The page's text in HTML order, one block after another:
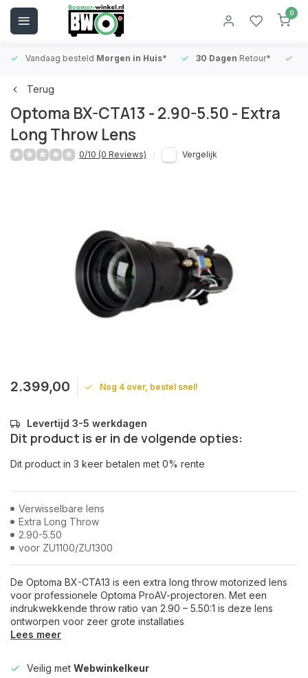
0
Vandaag besteld Morgen in Huis* 30 Dagen Retour*
Terug
Optoma BX-CTA13 - 2.90-5.50 - Extra
Long Throw Lens
0/10 (0 Reviews) Vergelijk
2.399,00 Nog 4 over, bestel snel!
Levertijd 3-5 werkdagen
Dit product is er in de volgende opties:
Dit product in 3 keer betalen met 0% rente
Verwisselbare lens
Extra Long Throw
2.90-5.50
voor ZU1100/ZU1300
De Optoma BX-CTA13 is een extra long throw motorized lens
voor professionele Optoma ProAV-projectoren. Met een
indrukwekkende throw ratio van 2.90 – 5.50:1 is deze lens
ontworpen voor zeer grote installaties
Lees meer
Veilig met Webwinkelkeur